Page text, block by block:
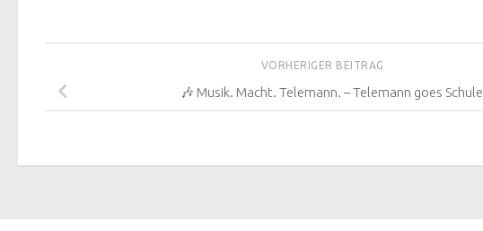
VORHERIGER BEITRAG
🎶 Musik. Macht. Telemann. – Telemann goes Schule